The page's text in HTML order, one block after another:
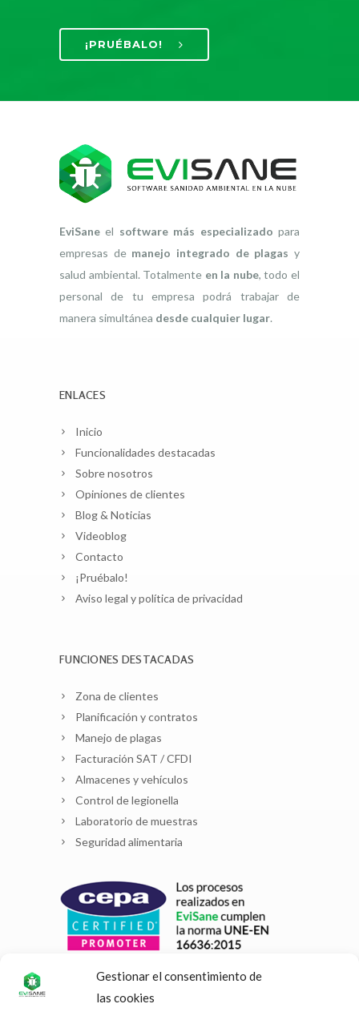
Gestionar el consentimiento de
las cookies
¡PRUÉBALO!
EviSane el software más especializado para
empresas de manejo integrado de plagas y
salud ambiental. Totalmente en la nube, todo el
personal de tu empresa podrá trabajar de
manera simultánea desde cualquier lugar.
ENLACES
Inicio
Funcionalidades destacadas
Sobre nosotros
Opiniones de clientes
Blog & Noticias
Videoblog
Contacto
¡Pruébalo!
Aviso legal y política de privacidad
FUNCIONES DESTACADAS
Zona de clientes
Planificación y contratos
Manejo de plagas
Facturación SAT / CFDI
Almacenes y vehículos
Control de legionella
Laboratorio de muestras
Seguridad alimentaria